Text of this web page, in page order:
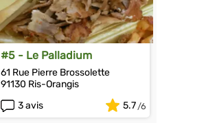
#5 - Le Palladium
61 Rue Pierre Brossolette
91130 Ris-Orangis
3 avis
5.7